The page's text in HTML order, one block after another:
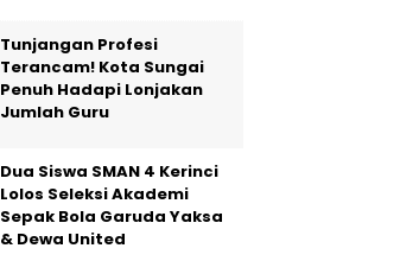
Tunjangan Profesi
Terancam! Kota Sungai
Penuh Hadapi Lonjakan
Jumlah Guru
Dua Siswa SMAN 4 Kerinci
Lolos Seleksi Akademi
Sepak Bola Garuda Yaksa
& Dewa United